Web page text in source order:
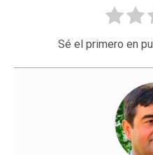
Sé el primero en